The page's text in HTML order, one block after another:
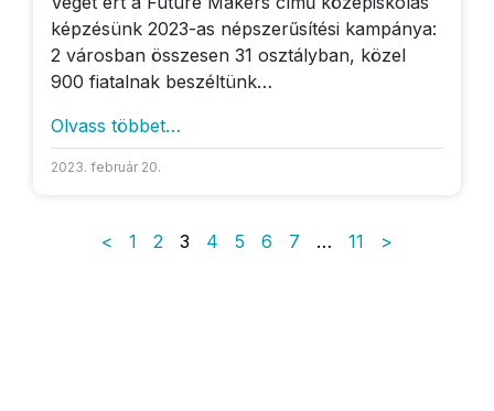
képzésünk 2023-as népszerűsítési kampánya:
2 városban összesen 31 osztályban, közel
900 fiatalnak beszéltünk…
Olvass többet…
2023. február 20.
Bejegyzések
< 1 2 3 4 5 6 7 … 11 >